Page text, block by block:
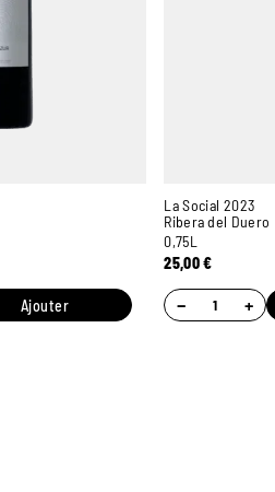
Ajouter
La Social 2023
Ribera del Duero
0,75L
25,00€
− +